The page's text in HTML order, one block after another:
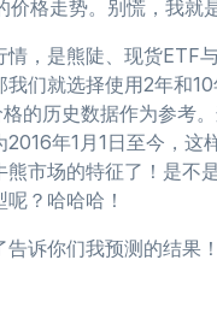
价格走势。别慌，我就
情，是熊陡、现货ETF
们就选择使用2年和
的历史数据作为参考
年1月1日至今，这
熊市场的特征了！是不
？哈哈哈！
告诉你们我预测的结果